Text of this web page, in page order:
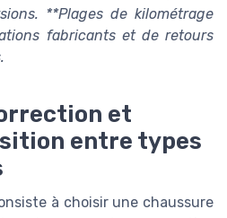
**Plages de kilométrage
fabricants et de retours
et
entre types
à choisir une chaussure